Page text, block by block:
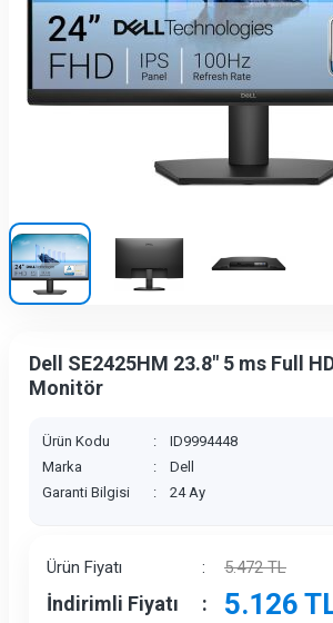
Dell SE2425HM 23.8" 5 ms Full
Monitör
Ürün Kodu :
ID9994448
Marka
:
Dell
Garanti Bilgisi
: 24 Ay
Ürün Fiyatı : 5.472TL
İndirimli Fiyatı : 5.126